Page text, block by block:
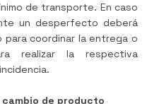
de transporte. En caso
un desperfecto deberá
coordinar la entrega o
realizar la respectiva
de producto